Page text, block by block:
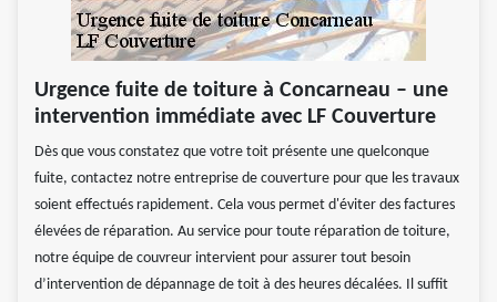
Urgence fuite de toiture à Concarneau – une
intervention immédiate avec LF Couverture
Dès que vous constatez que votre toit présente une quelconque
fuite, contactez notre entreprise de couverture pour que les travaux
soient effectués rapidement. Cela vous permet d'éviter des factures
élevées de réparation. Au service pour toute réparation de toiture,
notre équipe de couvreur intervient pour assurer tout besoin
d’intervention de dépannage de toit à des heures décalées. Il suffit